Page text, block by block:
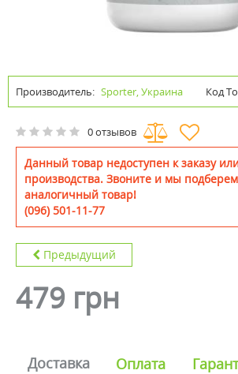
Производитель: Sporter, Украина Код
0 отзывов
Данный товар недоступен к заказу
производства. Звоните и мы
аналогичный товар!
(096) 501-11-77
Предыдущий
479 грн
Доставка Оплата